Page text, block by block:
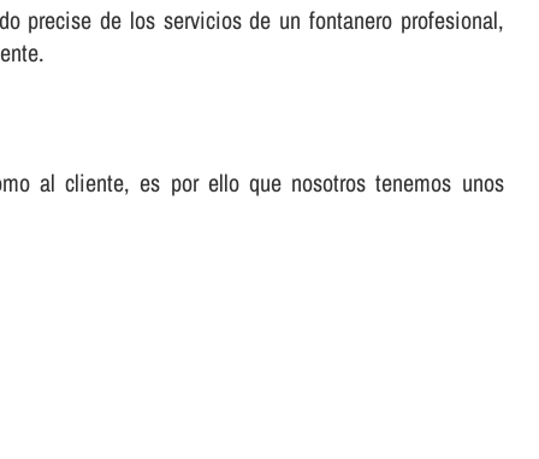
precise de los servicios de un fontanero profesional,
al cliente, es por ello que nosotros tenemos unos